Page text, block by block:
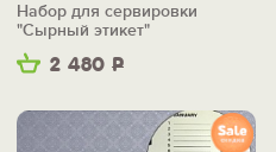
2 480 Р
Набор для сервировки
"Сырный этикет"